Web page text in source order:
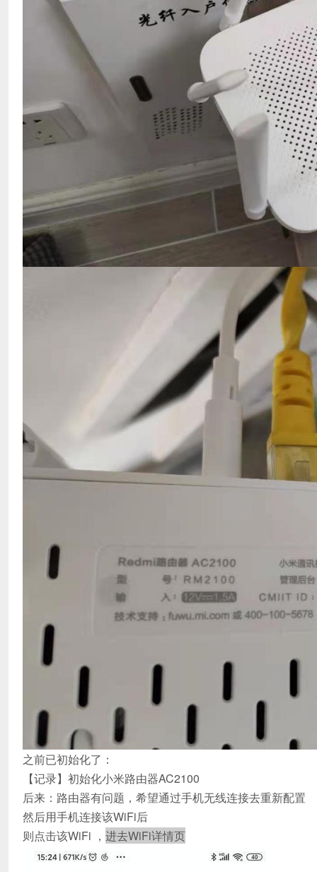
之前已初始化了：
【记录】初始化小米路由器AC2100
后来：路由器有问题，希望通过手机无线连接去重新配置
然后用手机连接该WiFi后
则点击该WiFi ， 进去WiFi详情页